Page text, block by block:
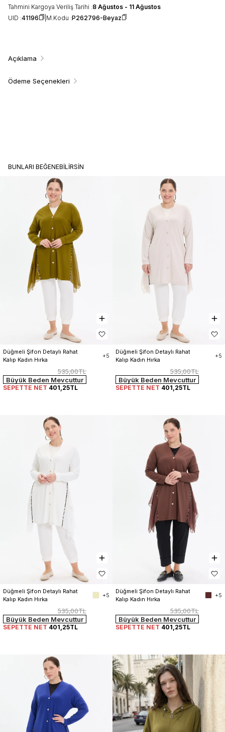
Tahmini Kargoya Veriliş Tarihi :8 Ağustos - 11 Ağustos
UID :41196 M.Kodu :P262796-Beyaz
Açıklama
Ödeme Seçenekleri
BUNLARI BEĞENEBILIRSIN
Düğmeli Şifon Detaylı Rahat
Kalıp Kadın Hırka
+5
535,00TL
Büyük Beden Mevcuttur
SEPETTE NET 401,25TL
Düğmeli Şifon Detaylı Rahat
Kalıp Kadın Hırka
+5
535,00TL
Büyük Beden Mevcuttur
SEPETTE NET 401,25TL
Düğmeli Şifon Detaylı Rahat
Kalıp Kadın Hırka
+5
535,00TL
Büyük Beden Mevcuttur
SEPETTE NET 401,25TL
Düğmeli Şifon Detaylı Rahat
Kalıp Kadın Hırka
+5
535,00TL
Büyük Beden Mevcuttur
SEPETTE NET 401,25TL